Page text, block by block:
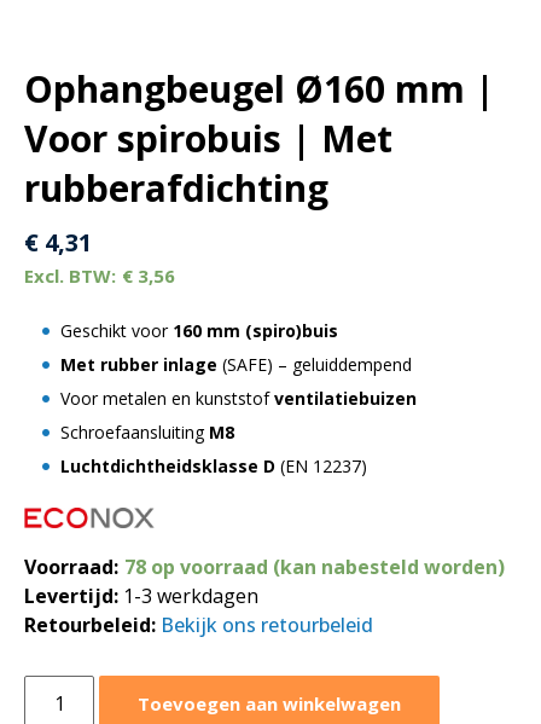
Ophangbeugel Ø160 mm |
Voor spirobuis | Met
rubberafdichting
€ 4,31
€ 3,56
Geschikt voor 160 mm (spiro)buis
Met rubber inlage (SAFE) – geluiddempend
Voor metalen en kunststofventilatiebuizen
Schroefaansluiting M8
Luchtdichtheidsklasse D (EN 12237)
Voorraad: 78 op voorraad (kan nabesteld worden)
Levertijd: 1-3 werkdagen
Retourbeleid: Bekijk ons retourbeleid
Ø160
Toevoegen aan winkelwagen